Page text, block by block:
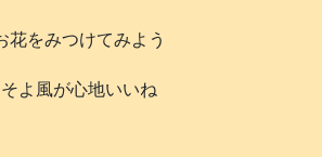
花をみつけてみよう
そよ風が心地いいね